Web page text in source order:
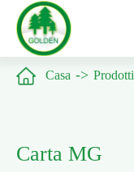
 Casa Prodotti
Carta MG